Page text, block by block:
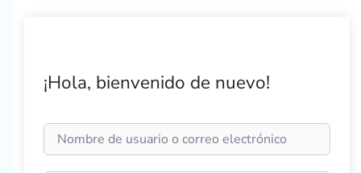
¡Hola, bienvenido de nuevo!